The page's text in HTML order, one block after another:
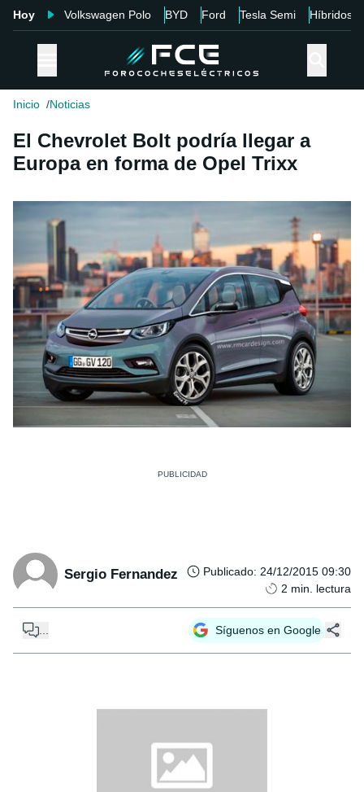
Hoy Volkswagen Polo BYD Ford Tesla Semi Híbridos
Inicio Noticias
El Chevrolet Bolt podría llegar a
Europa en forma de Opel Trixx
Sergio Fernandez Publicado: 24/12/2015 09:30
2 min. lectura
Síguenos en Google